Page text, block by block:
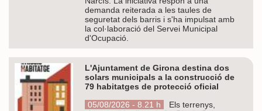
demanda reiterada a les taules de
seguretat dels barris i s'ha impulsat amb
la col·laboració del Servei Municipal
d'Ocupació.
L'Ajuntament de Girona destina dos
solars municipals a la construcció de
79 habitatges de protecció oficial
05/08/2026 - 8.21 h
Els terrenys,